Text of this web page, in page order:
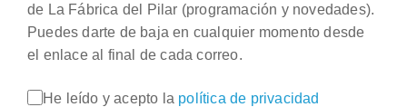
de La Fábrica del Pilar (programación y novedades).
Puedes darte de baja en cualquier momento desde
el enlace al final de cada correo.
He leído y acepto la política de privacidad